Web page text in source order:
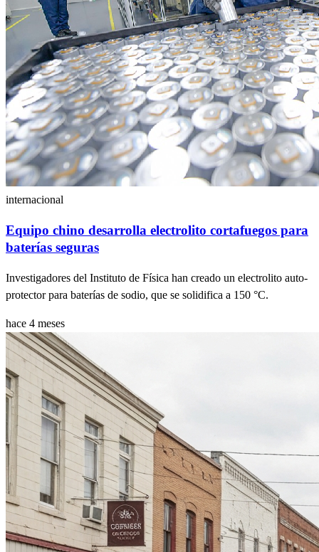
internacional
Equipo chino desarrolla electrolito cortafuegos para
baterías seguras
Investigadores del Instituto de Física han creado un electrolito auto-
protector para baterías de sodio, que se solidifica a 150 °C.
hace 4 meses